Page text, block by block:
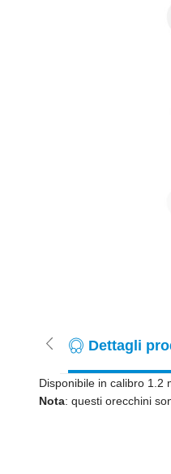
Dettagli
Disponibile in calibro 1.2
Nota: questi orecchini